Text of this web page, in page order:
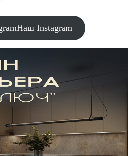
Наш Instagram